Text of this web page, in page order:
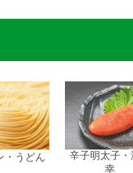
子・海の
お肉